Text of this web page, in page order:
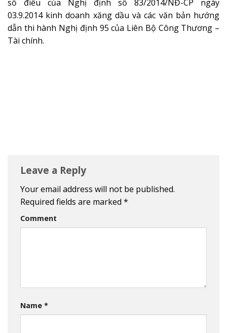
số điều của Nghị định số 83/2014/NĐ-CP ngày
03.9.2014 kinh doanh xăng dầu và các văn bản hướng
dẫn thi hành Nghị định 95 của Liên Bộ Công Thương –
Tài chính.
Leave a Reply
Your email address will not be published.
Required fields are marked *
Comment
Name *